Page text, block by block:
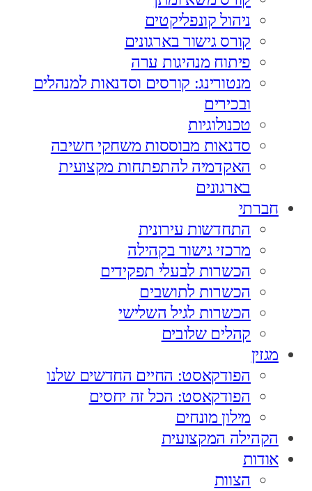
ניהול קונפליקטים
קורס גישור בארגונים
פיתוח מנהיגות ערה
מנטורינג: קורסים וסדנאות למנהלים
ובכירים
טכנולוגיות
סדנאות מבוססות משחקי חשיבה
האקדמיה להתפתחות מקצועית
בארגונים
חברתי
התחדשות עירונית
מרכזי גישור בקהילה
הכשרות לבעלי תפקידים
הכשרות לתושבים
הכשרות לגיל השלישי
קהלים שלובים
מגזין
הפודקאסט: החיים החדשים שלנו
הפודקאסט: הכל זה יחסים
מילון מונחים
הקהילה המקצועית
אודות
הצוות